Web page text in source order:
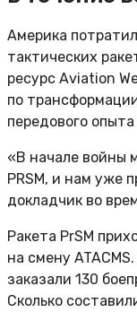
Америка
тактических
ресурс Aviation
по
передового
«В начале войны
PRSM, и нам уже
докладчик во
Ракета PrSM
на смену
заказали 130
Сколько